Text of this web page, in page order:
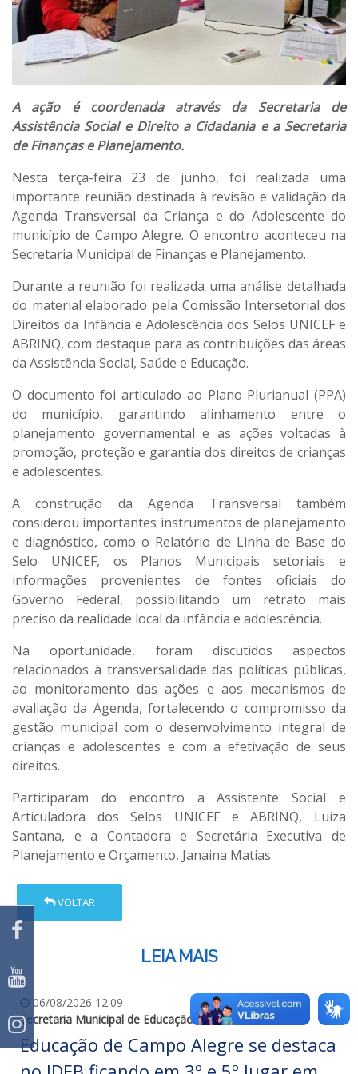
A ação é coordenada através da Secretaria de
Assistência Social e Direito a Cidadania e a Secretaria
de Finanças e Planejamento.
Nesta terça-feira 23 de junho, foi realizada uma
importante reunião destinada à revisão e validação da
Agenda Transversal da Criança e do Adolescente do
município de Campo Alegre. O encontro aconteceu na
Secretaria Municipal de Finanças e Planejamento.
Durante a reunião foi realizada uma análise detalhada
do material elaborado pela Comissão Intersetorial dos
Direitos da Infância e Adolescência dos Selos UNICEF e
ABRINQ, com destaque para as contribuições das áreas
da Assistência Social, Saúde e Educação.
O documento foi articulado ao Plano Plurianual (PPA)
do município, garantindo alinhamento entre o
planejamento governamental e as ações voltadas à
promoção, proteção e garantia dos direitos de crianças
e adolescentes.
A construção da Agenda Transversal também
considerou importantes instrumentos de planejamento
e diagnóstico, como o Relatório de Linha de Base do
Selo UNICEF, os Planos Municipais setoriais e
informações provenientes de fontes oficiais do
Governo Federal, possibilitando um retrato mais
preciso da realidade local da infância e adolescência.
Na oportunidade, foram discutidos aspectos
relacionados à transversalidade das políticas públicas,
ao monitoramento das ações e aos mecanismos de
avaliação da Agenda, fortalecendo o compromisso da
gestão municipal com o desenvolvimento integral de
crianças e adolescentes e com a efetivação de seus
direitos.
Participaram do encontro a Assistente Social e
Articuladora dos Selos UNICEF e ABRINQ, Luiza
Santana, e a Contadora e Secretária Executiva de
Planejamento e Orçamento, Janaina Matias.
VOLTAR
LEIA MAIS
06/08/2026 12:09
Secretaria Municipal de Educação
Educação de Campo Alegre se destaca